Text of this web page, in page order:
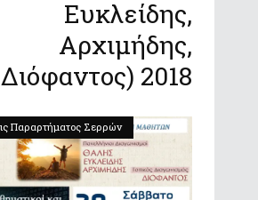
Ευκλείδης,
Αρχιμήδης,
Διόφαντος) 2018
Παραρτήματος Σερρών